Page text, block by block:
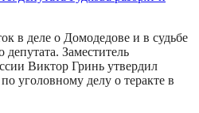
в деле о Домодедове и в судьбе
Заместитель
Виктор Гринь утвердил
уголовному делу о теракте в